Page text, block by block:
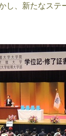
し、新たなステ